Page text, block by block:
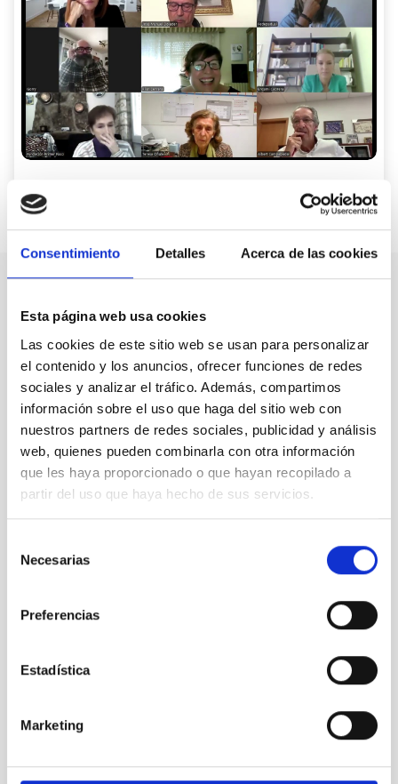
Consentimiento Detalles Acerca de las cookies
Esta página web usa cookies
Las cookies de este sitio web se usan para personalizar
el contenido y los anuncios, ofrecer funciones de redes
sociales y analizar el tráfico. Además, compartimos
información sobre el uso que haga del sitio web con
nuestros partners de redes sociales, publicidad y análisis
web, quienes pueden combinarla con otra información
que les haya proporcionado o que hayan recopilado a
partir del uso que haya hecho de sus servicios.
Necesarias
Preferencias
Estadística
Marketing
verdades
Nuestro canal de Youtube
Todas las jornadas CEDDD, el podcast ‘El Rincón
Social’ y mucho más en formato audiovisual a un
solo clic.
Suscribirme
CEDDD
relevante del sector social en un solo clic.
Email
tratados por el CONSEJO ESPAÑOL PARA LA DEFENSA DE